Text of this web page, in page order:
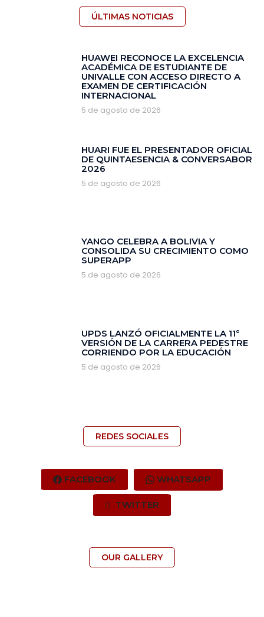
ÚLTIMAS NOTICIAS
HUAWEI RECONOCE LA EXCELENCIA
ACADÉMICA DE ESTUDIANTE DE
UNIVALLE CON ACCESO DIRECTO A
EXAMEN DE CERTIFICACIÓN
INTERNACIONAL
5 de agosto de 2026
HUARI FUE EL PRESENTADOR OFICIAL
DE QUINTAESENCIA & CONVERSABOR
2026
5 de agosto de 2026
YANGO CELEBRA A BOLIVIA Y
CONSOLIDA SU CRECIMIENTO COMO
SUPERAPP
5 de agosto de 2026
‎UPDS LANZÓ OFICIALMENTE LA 11°
VERSIÓN DE LA CARRERA PEDESTRE
CORRIENDO POR LA EDUCACIÓN
5 de agosto de 2026
REDES SOCIALES
FACEBOOK WHATSAPP
TWITTER
OUR GALLERY